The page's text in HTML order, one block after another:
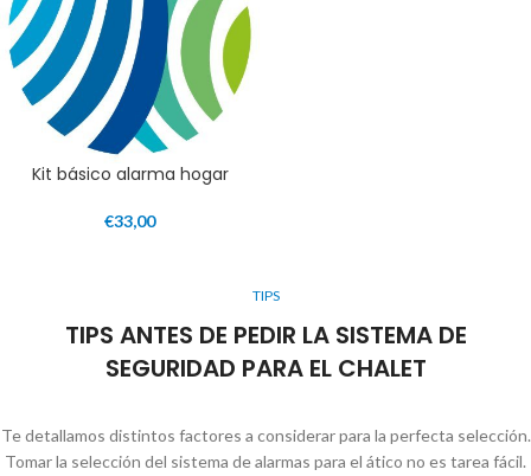
Kit básico alarma hogar
€33,00
TIPS
TIPS ANTES DE PEDIR LA SISTEMA DE
SEGURIDAD PARA EL CHALET
Te detallamos distintos factores a considerar para la perfecta selección.
Tomar la selección del sistema de alarmas para el ático no es tarea fácil.